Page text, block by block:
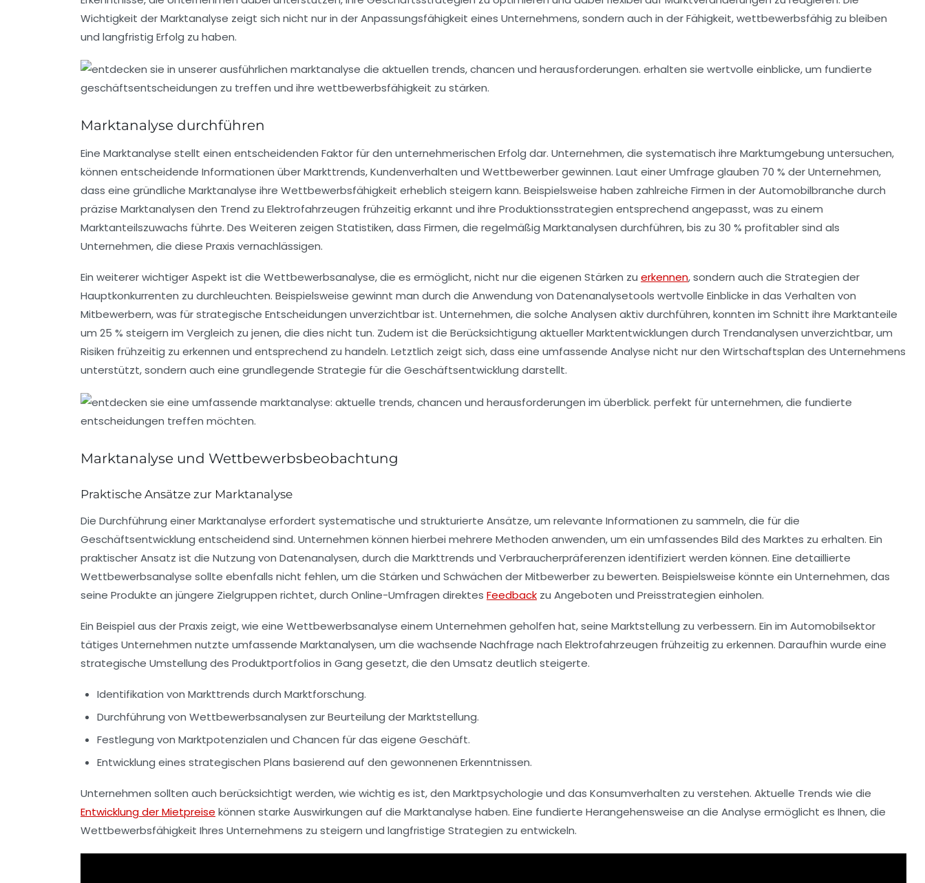
Wichtigkeit der Marktanalyse zeigt sich nicht nur in der Anpassungsfähigkeit eines Unternehmens, sondern auch in der Fähigkeit, wettbewerbsfähig zu bleiben
und langfristig Erfolg zu haben.
Marktanalyse durchführen
Eine Marktanalyse stellt einen entscheidenden Faktor für den unternehmerischen Erfolg dar. Unternehmen, die systematisch ihre Marktumgebung untersuchen,
können entscheidende Informationen überMarkttrends,Kundenverhalten und Wettbewerbergewinnen. Laut einer Umfrage glauben 70 % der Unternehmen,
dass eine gründliche Marktanalyse ihre Wettbewerbsfähigkeit erheblich steigern kann. Beispielsweise haben zahlreiche Firmen in derAutomobilbranche durch
präzise Marktanalysen den Trend zu Elektrofahrzeugen frühzeitig erkannt und ihre Produktionsstrategien entsprechend angepasst, was zu einem
Marktanteilszuwachs führte. Des Weiteren zeigen Statistiken, dass Firmen, die regelmäßig Marktanalysen durchführen, bis zu 30 % profitabler sind als
Unternehmen, die diese Praxis vernachlässigen.
Ein weiterer wichtiger Aspekt ist die Wettbewerbsanalyse, die es ermöglicht, nicht nur die eigenen Stärken zu erkennen, sondern auch die Strategien der
Hauptkonkurrenten zu durchleuchten. Beispielsweise gewinnt man durch die Anwendung von Datenanalysetools wertvolle Einblicke in das Verhalten von
Mitbewerbern, was für strategische Entscheidungen unverzichtbar ist. Unternehmen, die solche Analysen aktiv durchführen, konnten im Schnitt ihre Marktanteile
um 25 % steigern im Vergleich zu jenen, die dies nicht tun. Zudem ist die Berücksichtigung aktuellerMarktentwicklungen durch Trendanalysen unverzichtbar, um
Risiken frühzeitig zu erkennen und entsprechend zu handeln. Letztlich zeigt sich, dass eine umfassende Analyse nicht nur den Wirtschaftsplan des Unternehmens
unterstützt, sondern auch eine grundlegende Strategie für die Geschäftsentwicklung darstellt.
Marktanalyse und Wettbewerbsbeobachtung
Praktische Ansätze zur Marktanalyse
Die Durchführung einerMarktanalyse erfordert systematische und strukturierte Ansätze, um relevante Informationen zu sammeln, die für die
Geschäftsentwicklung entscheidend sind. Unternehmen können hierbei mehrere Methoden anwenden, um ein umfassendes Bild des Marktes zu erhalten. Ein
praktischer Ansatz ist die Nutzung von Datenanalysen, durch die Markttrends und Verbraucherpräferenzen identifiziert werden können. Eine detaillierte
Wettbewerbsanalyse sollte ebenfalls nicht fehlen, um die Stärken und Schwächen der Mitbewerber zu bewerten. Beispielsweise könnte ein Unternehmen, das
seine Produkte an jüngere Zielgruppen richtet, durch Online-Umfragen direktes Feedback zu Angeboten und Preisstrategien einholen.
Ein Beispiel aus der Praxis zeigt, wie eine Wettbewerbsanalyse einem Unternehmen geholfen hat, seine Marktstellung zu verbessern. Ein im Automobilsektor
tätiges Unternehmen nutzte umfassende Marktanalysen, um die wachsende Nachfrage nach Elektrofahrzeugen frühzeitig zu erkennen. Daraufhin wurde eine
strategische Umstellung des Produktportfolios in Gang gesetzt, die den Umsatz deutlich steigerte.
Identifikation von Markttrends durch Marktforschung.
Durchführung von Wettbewerbsanalysen zur Beurteilung der Marktstellung.
Festlegung von Marktpotenzialen und Chancen für das eigene Geschäft.
Entwicklung eines strategischen Plans basierend auf den gewonnenen Erkenntnissen.
Unternehmen sollten auch berücksichtigt werden, wie wichtig es ist, den Marktpsychologie und das Konsumverhalten zu verstehen. Aktuelle Trends wie die
Entwicklung der Mietpreise können starke Auswirkungen auf die Marktanalyse haben. Eine fundierte Herangehensweise an die Analyse ermöglicht es Ihnen, die
Wettbewerbsfähigkeit Ihres Unternehmens zu steigern und langfristige Strategien zu entwickeln.